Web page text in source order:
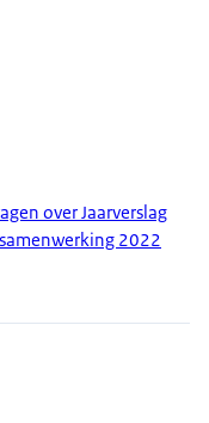
over Jaarverslag
2022